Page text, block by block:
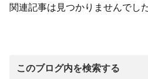
関連記事は見つかりませんでした
このブログ内を検索する